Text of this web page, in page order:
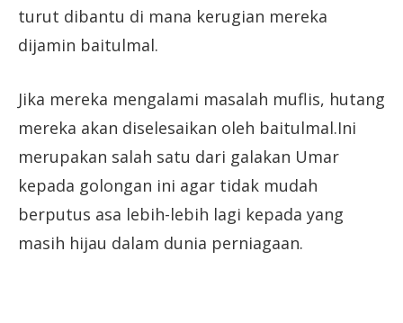
turut dibantu di mana kerugian mereka
dijamin baitulmal.
Jika mereka mengalami masalah muflis, hutang
mereka akan diselesaikan oleh baitulmal.Ini
merupakan salah satu dari galakan Umar
kepada golongan ini agar tidak mudah
berputus asa lebih-lebih lagi kepada yang
masih hijau dalam dunia perniagaan.